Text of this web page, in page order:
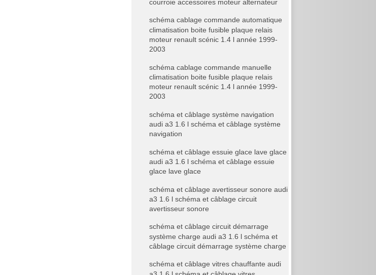
courroie accessoires moteur alternateur
schéma cablage commande automatique
climatisation boite fusible plaque relais
moteur renault scénic 1.4 l année 1999-
2003
schéma cablage commande manuelle
climatisation boite fusible plaque relais
moteur renault scénic 1.4 l année 1999-
2003
schéma et câblage système navigation
audi a3 1.6 l schéma et câblage système
navigation
schéma et câblage essuie glace lave glace
audi a3 1.6 l schéma et câblage essuie
glace lave glace
schéma et câblage avertisseur sonore audi
a3 1.6 l schéma et câblage circuit
avertisseur sonore
schéma et câblage circuit démarrage
système charge audi a3 1.6 l schéma et
câblage circuit démarrage système charge
schéma et câblage vitres chauffante audi